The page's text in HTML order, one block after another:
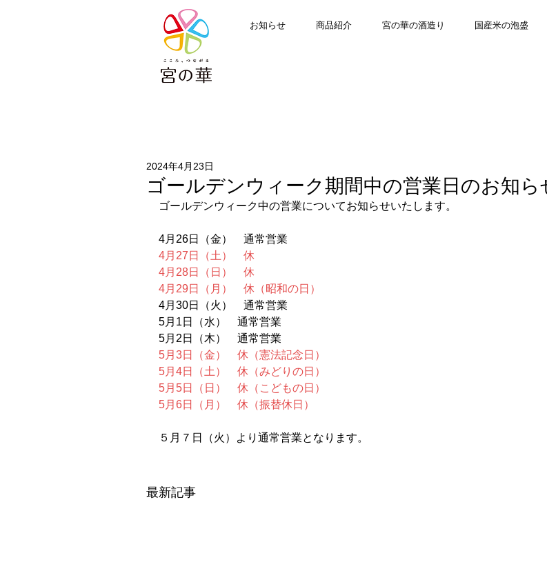
お知らせ 商品紹介 宮の華の酒造り 国産米の泡盛
ゴールデンウィーク期間中の営業日のお知ら
2024年4月23日
ゴールデンウィーク中の営業についてお知らせいたします。
4月26日（金）　通常営業
4月27日（土）　休
4月28日（日）　休
4月29日（月）　休（昭和の日）
4月30日（火）　通常営業
5月1日（水）　通常営業
5月2日（木）　通常営業
5月3日（金）　休（憲法記念日）
5月4日（土）　休（みどりの日）
5月5日（日）　休（こどもの日）
5月6日（月）　休（振替休日）
５月７日（火）より通常営業となります。
最新記事